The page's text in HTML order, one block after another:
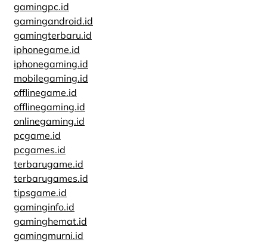
gamingpc.id
gamingandroid.id
gamingterbaru.id
iphonegame.id
iphonegaming.id
mobilegaming.id
offlinegame.id
offlinegaming.id
onlinegaming.id
pcgame.id
pcgames.id
terbarugame.id
terbarugames.id
tipsgame.id
gaminginfo.id
gaminghemat.id
gamingmurni.id